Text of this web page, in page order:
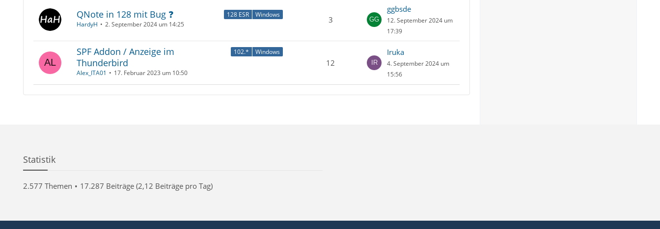
128 ESR Windows
QNote in 128 mit Bug ❓
HardyH 2. September 2024 um 14:25 3
ggbsde
12. September 2024 um
17:39
102.* Windows
SPF Addon / Anzeige im
Thunderbird
Alex_ITA01 17. Februar 2023 um 10:50
12
Iruka
4. September 2024 um
15:56
Statistik
2.577 Themen 17.287 Beiträge (2,12 Beiträge pro Tag)